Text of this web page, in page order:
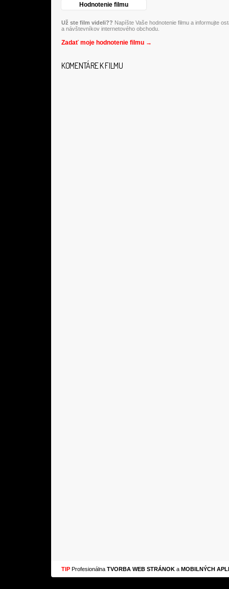
Hodnotenie filmu
Už ste film videli?? Napíšte Vaše hodnotenie filmu a informujte
a návštevníkov internetového obchodu.
Zadať moje hodnotenie filmu →
KOMENTÁRE K FILMU
TIP Profesionálna TVORBA WEB STRÁNOK a MOBILNÝCH